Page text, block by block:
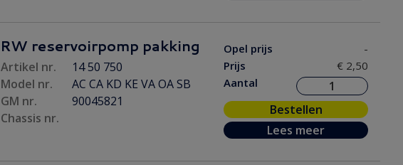
RW reservoirpomp pakking
Artikel nr.
14 50 750
Model nr.
AC CA KD KE VA OA SB
GM nr.
90045821
Chassis nr.
Opel prijs
-
Prijs
€ 2,50
Aantal
Bestellen
Lees meer